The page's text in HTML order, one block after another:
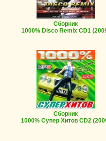
Сборник
1000% Disco Remix CD1
Сборник
1000% Супер Хитов CD2